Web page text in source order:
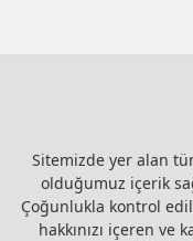
Sitemizde yer alan
olduğumuz içerik
Çoğunlukla kontrol
hakkınızı içeren ve